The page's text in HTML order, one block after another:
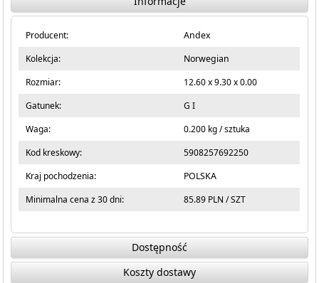
Producent:
Andex
Kolekcja:
Norwegian
Rozmiar:
12.60 x 9.30 x 0.00
Gatunek:
G I
Waga:
0.200 kg / sztuka
Kod kreskowy:
5908257692250
Kraj pochodzenia:
POLSKA
Minimalna cena z 30 dni:
85.89 PLN / SZT
Dostępność
Koszty dostawy